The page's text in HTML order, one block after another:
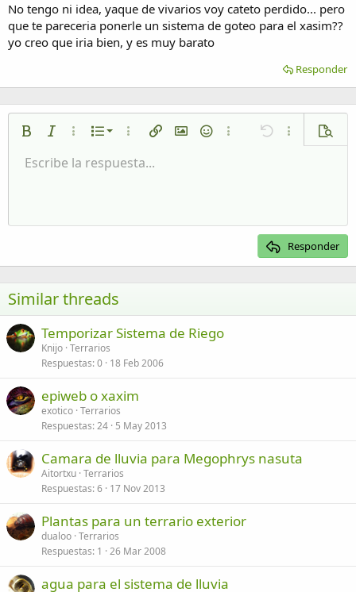
No tengo ni idea, yaque de vivarios voy cateto perdido... pero
que te pareceria ponerle un sistema de goteo para el xasim??
yo creo que iria bien, y es muy barato
Responder
NegritaCursivaMás opciones…
Lista
Lista numerada
Lista desordenada
Más opciones…
Insertar enlace
Insertar imagen
EmoticonosMás opciones…
Deshacer
Más
Vista
Tamaño del texto
9
22
26
Color de texto
Fuente Arial
Times New Roman
Trebuchet MS
Verdana
TachadoSubrayado
AlineamientoAlineación izquierda
Paragraph format
Normal
Heading 2
CitarMultimedia
Insertar tabla
Insert horizontal line
SpoilerCódigo
RehacerCambiar a código BB
Eliminar formato
BorradoresGuardar borrador
Escribe la respuesta...
Responder
Similar threads
Temporizar Sistema de Riego
Knijo Terrarios
Respuestas 0 18 Feb 2006
epiweb o xaxim
exotico Terrarios
Respuestas 24 5 May 2013
Camara de lluvia para Megophrys nasuta
Aitortxu Terrarios
Respuestas 6 17 Nov 2013
Plantas para un terrario exterior
dualoo Terrarios
Respuestas 1 26 Mar 2008
agua para el sistema de lluvia